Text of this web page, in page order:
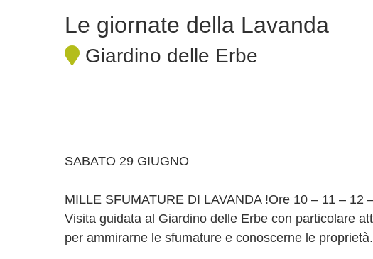
Le giornate della Lavanda
Giardino delle Erbe
SABATO 29 GIUGNO
MILLE SFUMATURE DI LAVANDA !Ore 10 – 11 – 12
Visita guidata al Giardino delle Erbe con particolare
per ammirarne le sfumature e conoscerne le proprietà.